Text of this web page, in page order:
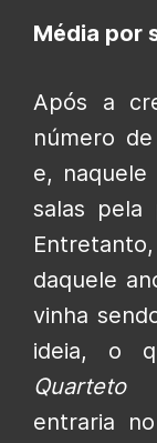
Média por
Após a
número
e, naquele
salas pela
daquele
vinha
ideia, o
Quarteto
entraria